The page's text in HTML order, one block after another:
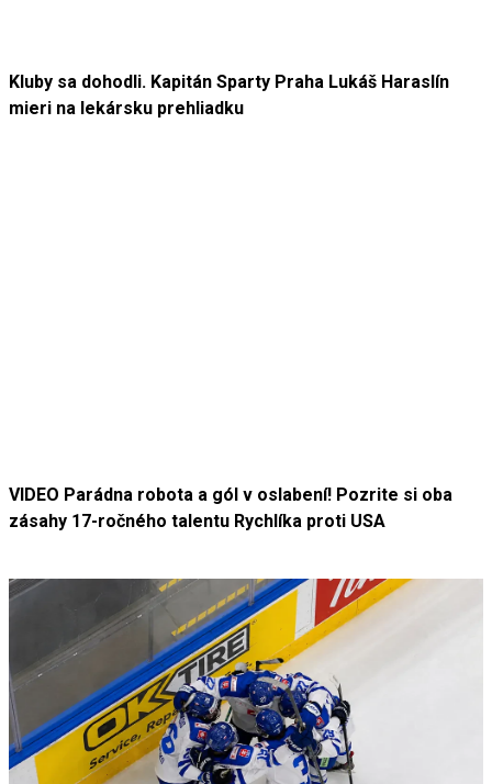
Kluby sa dohodli. Kapitán Sparty Praha Lukáš Haraslín
mieri na lekársku prehliadku
VIDEO Parádna robota a gól v oslabení! Pozrite si oba
zásahy 17-ročného talentu Rychlíka proti USA